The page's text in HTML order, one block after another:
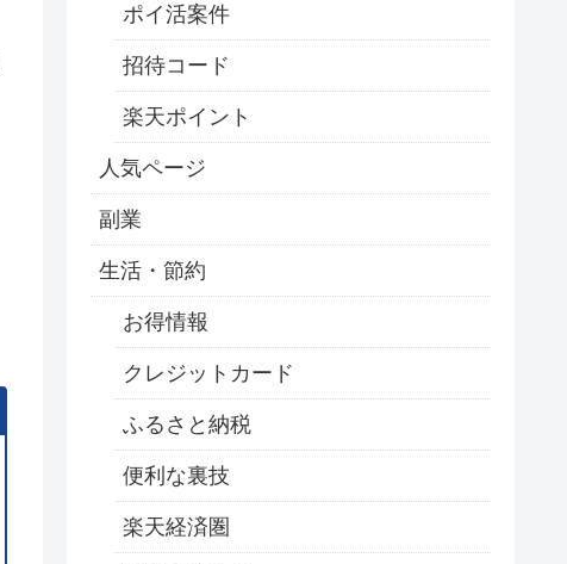
ポイ活案件
招待コード
楽天ポイント
人気ページ
副業
生活・節約
お得情報
クレジットカード
ふるさと納税
便利な裏技
楽天経済圏